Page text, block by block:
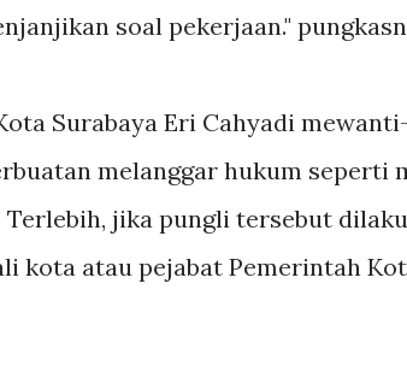
soal pekerjaan."
Surabaya Eri Cahyadi
melanggar hukum seperti
jika pungli tersebut
kota atau pejabat Pemerintah